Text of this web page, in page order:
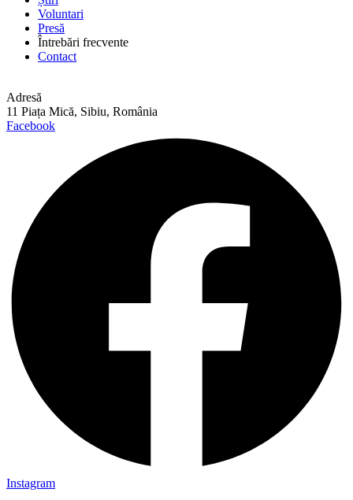
Voluntari
Presă
Întrebări frecvente
Contact
Adresă
11 Piața Mică, Sibiu, România
Facebook
Instagram